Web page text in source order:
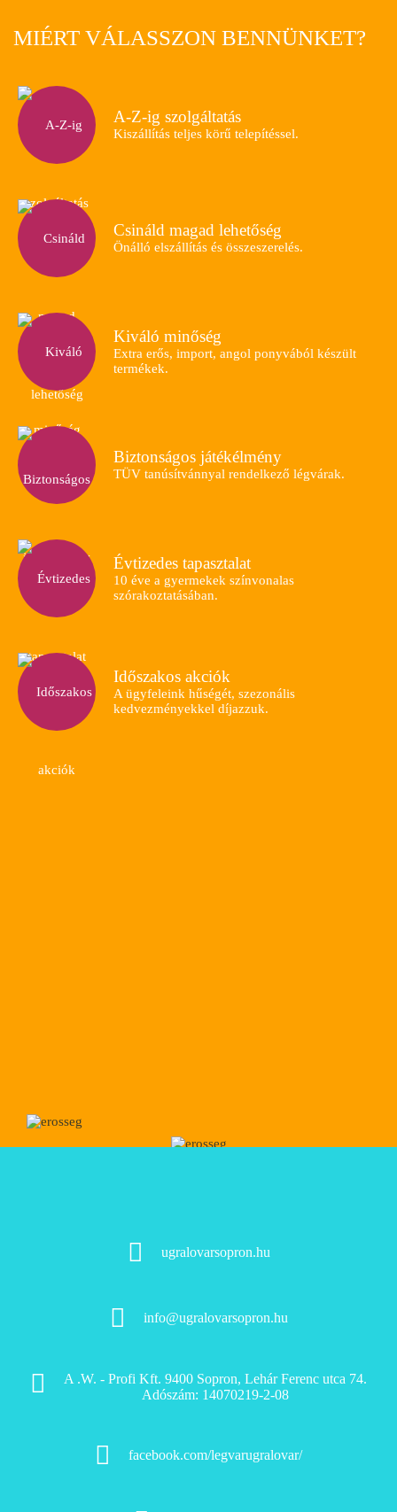
MIÉRT VÁLASSZON BENNÜNKET?
A-Z-ig szolgáltatás
Kiszállítás teljes körű telepítéssel.
Csináld magad lehetőség
Önálló elszállítás és összeszerelés.
Kiváló minőség
Extra erős, import, angol ponyvából készült
termékek.
Biztonságos játékélmény
TÜV tanúsítvánnyal rendelkező légvárak.
Évtizedes tapasztalat
10 éve a gyermekek színvonalas
szórakoztatásában.
Időszakos akciók
A ügyfeleink hűségét, szezonális
kedvezményekkel díjazzuk.
ugralovarsopron.hu
info@ugralovarsopron.hu
A .W. - Profi Kft. 9400 Sopron, Lehár Ferenc utca 74.
Adószám: 14070219-2-08
facebook.com/legvarugralovar/